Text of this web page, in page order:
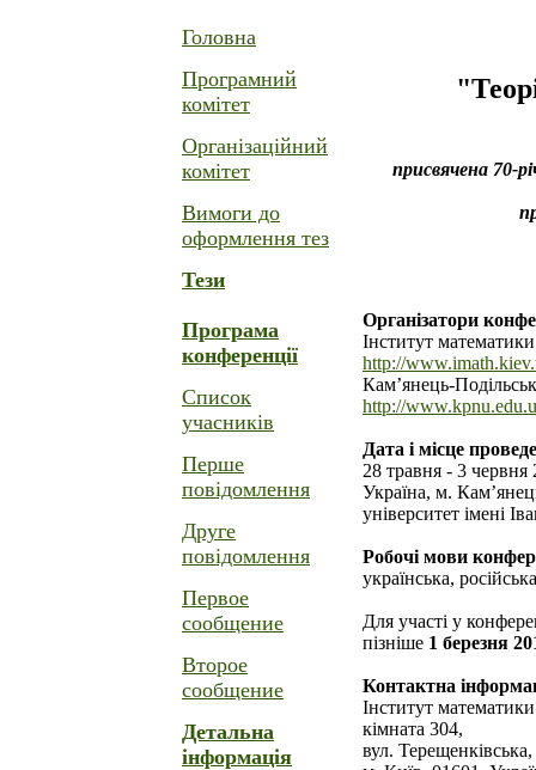
Головна
Програмний
комітет
Організаційний
комітет
Вимоги до
оформлення тез
Тези
Програма
конференції
Список
учасників
Перше
повідомлення
Друге
повідомлення
Первое
сообщение
Второе
сообщение
Детальна
інформація
присвячена 70-
Організатори
Інститут
http://
Кам’янець-
http://
Дата і місце
28 травня - 3 червня
Україна, м.
університет імені
Робочі мови
українська,
Для участі у
пізніше 1 березня
Контактна
Інститут
кімната 304,
вул.